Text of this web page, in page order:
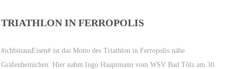
TRIATHLON IN FERROPOLIS
#ichbinausEisen# ist das Motto des Triathlon in Ferropolis nähe
Gräfenheinichen. Hier nahm Ingo Hauptmann vom WSV Bad Tölz am 30.